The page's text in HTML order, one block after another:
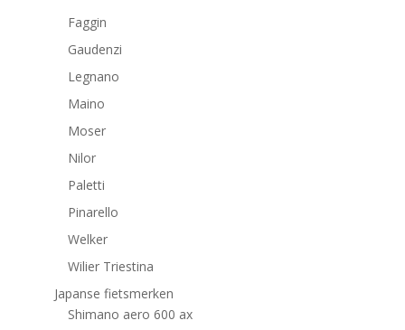
Faggin
Gaudenzi
Legnano
Maino
Moser
Nilor
Paletti
Pinarello
Welker
Wilier Triestina
Japanse fietsmerken
Shimano aero 600 ax